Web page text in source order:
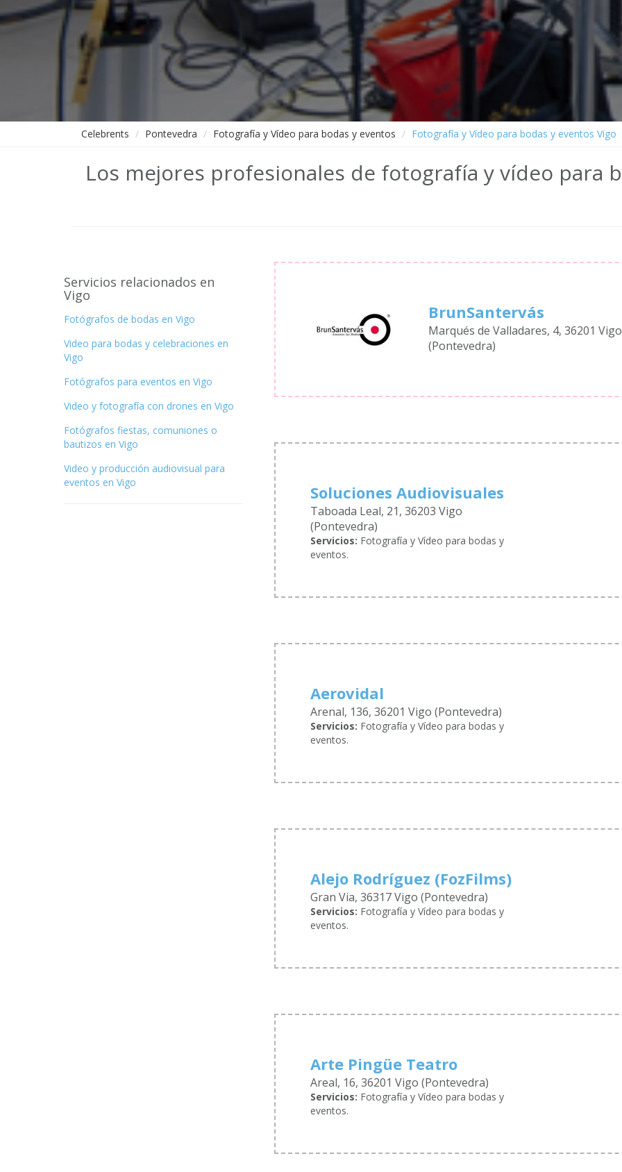
Celebrents Pontevedra Fotografía y Vídeo para bodas y eventos Fotografía y Vídeo para bodas y eventos Vigo
Los mejores profesionales de fotografía y vídeo para
Servicios relacionados en
Vigo
Fotógrafos de bodas en Vigo
Video para bodas y celebraciones en
Vigo
Fotógrafos para eventos en Vigo
Video y fotografía con drones en Vigo
Fotógrafos fiestas, comuniones o
bautizos en Vigo
Video y producción audiovisual para
eventos en Vigo
BrunSantervás
Marqués de Valladares, 4, 36201 Vigo
(Pontevedra)
Soluciones Audiovisuales
Taboada Leal, 21, 36203 Vigo
(Pontevedra)
Servicios: Fotografía y Vídeo para bodas y
eventos.
Aerovidal
Arenal, 136, 36201 Vigo (Pontevedra)
Servicios: Fotografía y Vídeo para bodas y
eventos.
Alejo Rodríguez (FozFilms)
Gran Via, 36317 Vigo (Pontevedra)
Servicios: Fotografía y Vídeo para bodas y
eventos.
Arte Pingüe Teatro
Areal, 16, 36201 Vigo (Pontevedra)
Servicios: Fotografía y Vídeo para bodas y
eventos.